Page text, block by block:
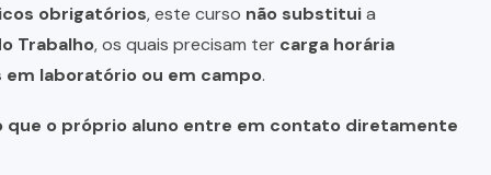
obrigatórios, este curso não substituia
Trabalho, os quais precisam ter carga horária
laboratório ou em campo.
que o próprio aluno entre em contato diretamente